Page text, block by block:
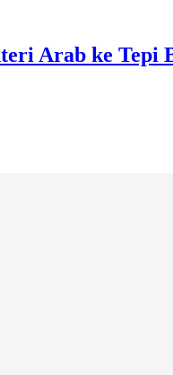
Arab ke Tepi